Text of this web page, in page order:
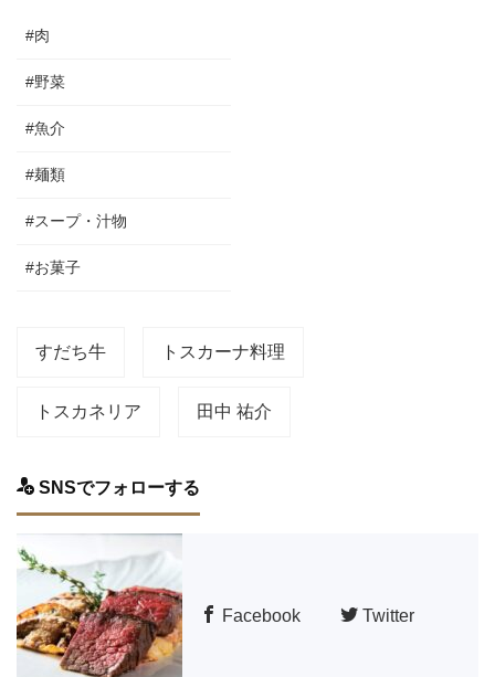
#肉
#野菜
#魚介
#麺類
#スープ・汁物
#お菓子
すだち牛 トスカーナ料理
トスカネリア 田中 祐介
SNSでフォローする
Facebook Twitter